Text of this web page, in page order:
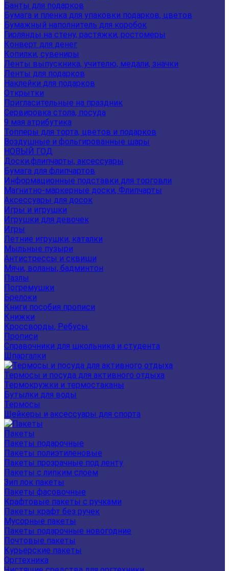
Банты для подарков
Бумага и пленка для упаковки подарков, цветов
Бумажный наполнитель для коробок
Гирлянды на стену, растяжки, ростомеры
Конверт для денег
Копилки, сувениры
Ленты выпускника, учителю, медали, значки
Ленты для подарков
Наклейки для подарков
Открытки
Пригласительные на праздник
Сервировка стола, посуда
9 мая атрибутика
Топперы для торта, цветов и подарков
Воздушные и фольгированные шары
НОВЫЙ ГОД
Доски,флипчарты, аксессуары
Бумага для флипчартов
Информационные подставки для торговли
Магнитно-маркерные доски, Флипчарты
Аксессуары для досок
Игры и игрушки
Игрушки для девочек
Игры
Летние игрушки, каталки
Мыльные пузыри
Антистрессы и сквиши
Мячи, воланы, бадминтон
Пазлы
Погремушки
Брелоки
Книги пособия прописи
Книжки
Кроссворды, Ребусы.
Прописи
Справочники для школьника и студента
Шпаргалки
Термосы и посуда для активного отдыха
Термокружки и термостаканы
Бутылки для воды
Термосы
Шейкеры и аксессуары для спорта
Пакеты
Пакеты подарочные
Пакеты полиэтиленовые
Пакеты прозрачные под ленту
Пакеты с липким слоем
Зип лок пакеты
Пакеты фасовочные
Крафтовые пакеты с ручками
Пакеты крафт без ручек
Мусорные пакеты
Пакеты подарочные новогодние
Почтовые пакеты
Курьерские пакеты
Оргтехника